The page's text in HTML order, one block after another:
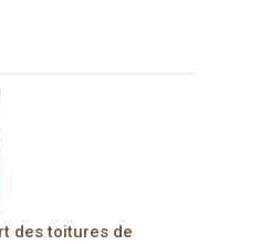
des toitures de